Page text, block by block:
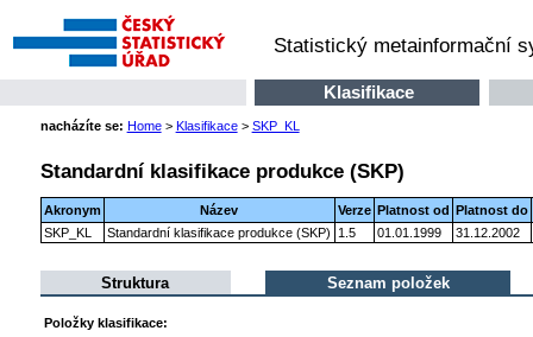
Statistický metainformační
Klasifikace
nacházíte se: Home> Klasifikace> SKP_KL
Standardní klasifikace produkce (SKP)
Akronym Název Verze Platnost od Platnost do
SKP_KL
Standardní klasifikace produkce (SKP) 1.5 01.01.1999 31.12.2002
Struktura Seznam položek
Položky klasifikace: